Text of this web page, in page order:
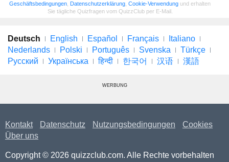
Geschäftsbedingungen Datenschutzerklärung Cookie-Verwendung und erhalten
Sie tägliche Quizfragen vom QuizzClub per E-Mail.
Deutsch English Español Français
Italiano
Nederlands
Polski Português Svenska
Türkçe
Русский
Українська हिन्दी 한국어 汉语 漢語
WERBUNG
Kontakt Datenschutz Nutzungsbedingungen
Cookies
Über uns
Copyright © 2026 quizzclub.com. Alle Rechte vorbehalten